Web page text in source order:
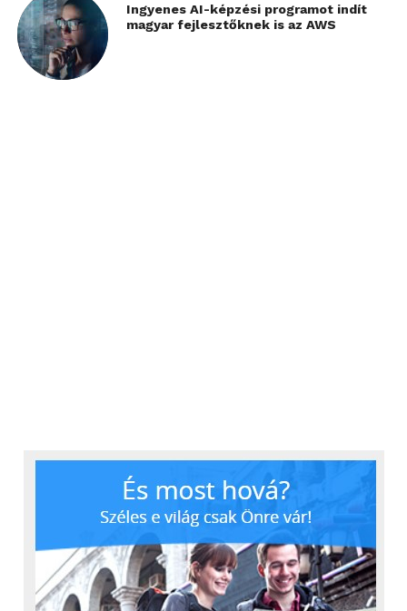
Ingyenes AI-képzési programot indít
magyar fejlesztőknek is az AWS